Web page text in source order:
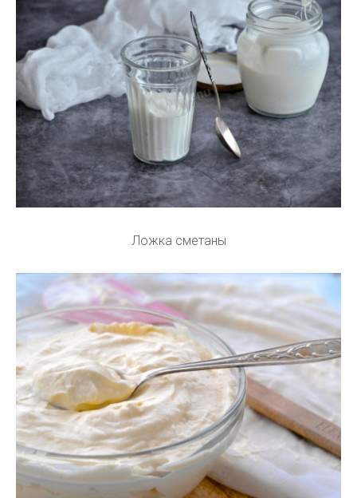
Ложка сметаны